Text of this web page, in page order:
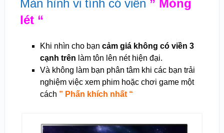
Màn hình vi tính có viền ” Mỏng
lét “
Khi nhìn cho bạn cảm giá không có viền 3
cạnh trên làm tôn lên nét hiện đại.
Và không làm bạn phân tâm khi các bạn trải
nghiệm việc xem phim hoặc chơi game một
cách ” Phấn khích nhất “